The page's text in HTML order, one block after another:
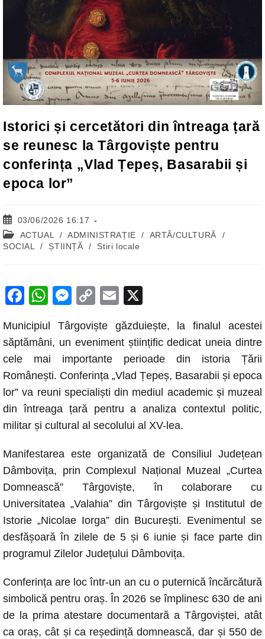
Istorici și cercetători din întreaga țară
se reunesc la Târgoviște pentru
conferința „Vlad Țepeș, Basarabii și
epoca lor”
Post
published:
03/06/2026 16:17
Post
category:
ACTUAL / ADMINISTRAȚIE / ARTĂ/CULTURĂ
/
SOCIAL
/ ȘTIINȚĂ / Stiri locale
F
c
e
b
o
o
k
W
at
s
A
p
p
M
ss
e
n
g
er
C
p
y
Li
n
k
E
ail
Municipiul Târgoviște găzduiește, la finalul acestei
săptămâni, un eveniment științific dedicat uneia dintre
cele mai importante perioade din istoria Țării
Românești. Conferința „Vlad Țepeș, Basarabii și epoca
lor” va reuni specialiști din mediul academic și muzeal
din întreaga țară pentru a analiza contextul politic,
militar și cultural al secolului al XV-lea.
Manifestarea este organizată de Consiliul Județean
Dâmbovița, prin Complexul Național Muzeal „Curtea
Domnească” Târgoviște, în colaborare cu
Universitatea „Valahia” din Târgoviște și Institutul de
Istorie „Nicolae Iorga” din București. Evenimentul se
desfășoară în zilele de 5 și 6 iunie și face parte din
programul Zilelor Județului Dâmbovița.
Conferința are loc într-un an cu o puternică încărcătură
simbolică pentru oraș. În 2026 se împlinesc 630 de ani
de la prima atestare documentară a Târgoviștei, atât
ca oraș, cât și ca reședință domnească, dar și 550 de